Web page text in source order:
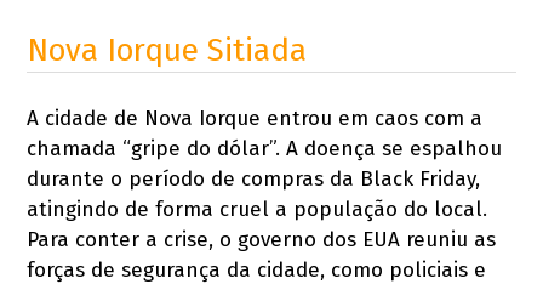
Nova Iorque Sitiada
A cidade de Nova Iorque entrou em caos com a
chamada “gripe do dólar”. A doença se espalhou
durante o período de compras da Black Friday,
atingindo de forma cruel a população do local.
Para conter a crise, o governo dos EUA reuniu as
forças de segurança da cidade, como policiais e